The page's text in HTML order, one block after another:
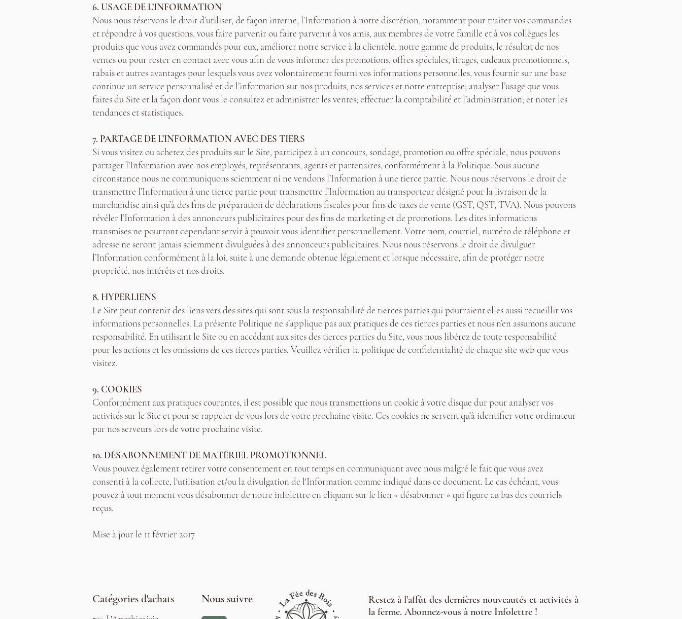
6. USAGE DE L’INFORMATION
Nous nous réservons le droit d’utiliser, de façon interne, l’Information à notre discrétion, notamment pour traiter vos commandes
et répondre à vos questions, vous faire parvenir ou faire parvenir à vos amis, aux membres de votre famille et à vos collègues les
produits que vous avez commandés pour eux, améliorer notre service à la clientèle, notre gamme de produits, le résultat de nos
ventes ou pour rester en contact avec vous afin de vous informer des promotions, offres spéciales, tirages, cadeaux promotionnels,
rabais et autres avantages pour lesquels vous avez volontairement fourni vos informations personnelles, vous fournir sur une base
continue un service personnalisé et de l’information sur nos produits, nos services et notre entreprise; analyser l’usage que vous
faites du Site et la façon dont vous le consultez et administrer les ventes; effectuer la comptabilité et l’administration; et noter les
tendances et statistiques.
7. PARTAGE DE L’INFORMATION AVEC DES TIERS
Si vous visitez ou achetez des produits sur le Site, participez à un concours, sondage, promotion ou offre spéciale, nous pouvons
partager l'Information avec nos employés, représentants, agents et partenaires, conformément à la Politique. Sous aucune
circonstance nous ne communiquons sciemment ni ne vendons l’Information à une tierce partie. Nous nous réservons le droit de
transmettre l’Information à une tierce partie pour transmettre l’Information au transporteur désigné pour la livraison de la
marchandise ainsi qu’à des fins de préparation de déclarations fiscales pour fins de taxes de vente (GST, QST, TVA). Nous pouvons
révéler l’Information à des annonceurs publicitaires pour des fins de marketing et de promotions. Les dites informations
transmises ne pourront cependant servir à pouvoir vous identifier personnellement. Votre nom, courriel, numéro de téléphone et
adresse ne seront jamais sciemment divulguées à des annonceurs publicitaires. Nous nous réservons le droit de divulguer
l’Information conformément à la loi, suite à une demande obtenue légalement et lorsque nécessaire, afin de protéger notre
propriété, nos intérêts et nos droits.
8. HYPERLIENS
Le Site peut contenir des liens vers des sites qui sont sous la responsabilité de tierces parties qui pourraient elles aussi recueillir vos
informations personnelles. La présente Politique ne s’applique pas aux pratiques de ces tierces parties et nous n’en assumons aucune
responsabilité. En utilisant le Site ou en accédant aux sites des tierces parties du Site, vous nous libérez de toute responsabilité
pour les actions et les omissions de ces tierces parties. Veuillez vérifier la politique de confidentialité de chaque site web que vous
visitez.
9. COOKIES
Conformément aux pratiques courantes, il est possible que nous transmettions un cookie à votre disque dur pour analyser vos
activités sur le Site et pour se rappeler de vous lors de votre prochaine visite. Ces cookies ne servent qu’à identifier votre ordinateur
par nos serveurs lors de votre prochaine visite.
10. DÉSABONNEMENT DE MATÉRIEL PROMOTIONNEL
Vous pouvez également retirer votre consentement en tout temps en communiquant avec nous malgré le fait que vous avez
consenti à la collecte, l'utilisation et/ou la divulgation de l'Information comme indiqué dans ce document. Le cas échéant, vous
pouvez à tout moment vous désabonner de notre infolettre en cliquant sur le lien « désabonner » qui figure au bas des courriels
reçus.
Mise à jour le 11 février 2017
Catégories d'achats Nous suivre
Restez à l'affût des dernières nouveautés et activités à
la ferme. Abonnez-vous à notre Infolettre !